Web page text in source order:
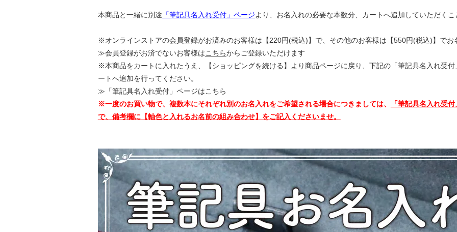
本商品と一緒に別途 「筆記具名入れ受付」ページより、お名入れの必要な本数分、カートへ追加していただく
※オンラインストアの会員登録がお済みのお客様は【220円(税込)】で、その他のお客様は【550円(税込)】でお
≫会員登録がお済でないお客様はこちらからご登録いただけます
※本商品をカートに入れたうえ、【ショッピングを続ける】より商品ページに戻り、下記の「筆記具名入れ受付
ートへ追加を行ってください。
≫「筆記具名入れ受付」ページはこちら
※一度のお買い物で、複数本にそれぞれ別のお名入れをご希望される場合につきましては、
「筆記具名入れ受
で、備考欄に【軸色と入れるお名前の組み合わせ】をご記入くださいませ。